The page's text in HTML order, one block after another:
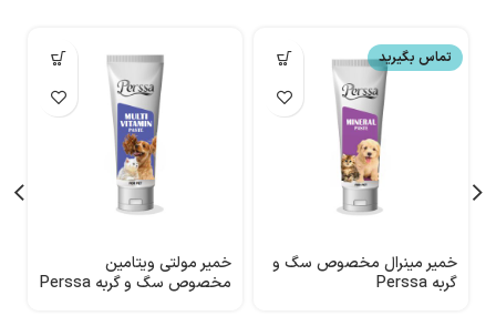
تماس بگیرید
خمیر مینرال مخصوص سگ و
گربه Perssa
خمیر مولتی ویتامین
مخصوص سگ و گربه Perssa